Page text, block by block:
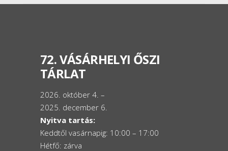
72. VÁSÁRHELYI ŐSZI
TÁRLAT
2026. október 4. –
2025. december 6.
Nyitva tartás:
Keddtől vasárnapig: 10:00 – 17:00
Hétfő: zárva